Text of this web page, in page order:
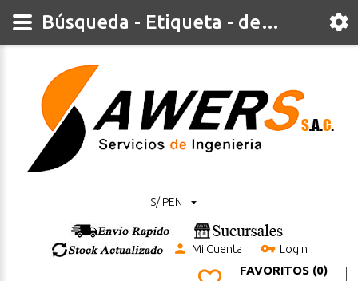
S/ PEN
Mi Cuenta Login
FAVORITOS (0)
Búsqueda - Etiqueta - destornillador